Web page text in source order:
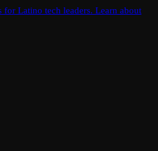
for Latino tech leaders. Learn about